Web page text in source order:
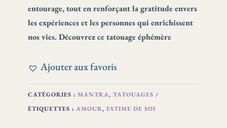
entourage, tout en renforçant la gratitude envers
les expériences et les personnes qui enrichissent
nos vies. Découvrez ce tatouage éphémère
Ajouter aux favoris
CATÉGORIES : MANTRA, TATOUAGES
ÉTIQUETTES : AMOUR, ESTIME DE SOI